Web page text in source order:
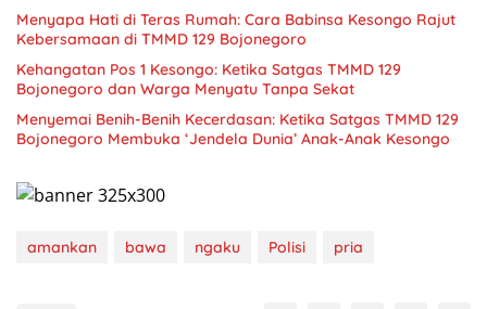
Menyapa Hati di Teras Rumah: Cara Babinsa Kesongo Rajut
Kebersamaan di TMMD 129 Bojonegoro
Kehangatan Pos 1 Kesongo: Ketika Satgas TMMD 129
Bojonegoro dan Warga Menyatu Tanpa Sekat
Menyemai Benih-Benih Kecerdasan: Ketika Satgas TMMD 129
Bojonegoro Membuka ‘Jendela Dunia’ Anak-Anak Kesongo
amankan bawa ngaku Polisi pria